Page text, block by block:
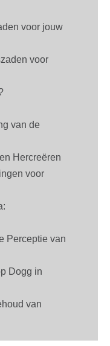
voor jouw
voor
van de
Hercreëren
voor
Perceptie van
Dogg in
van